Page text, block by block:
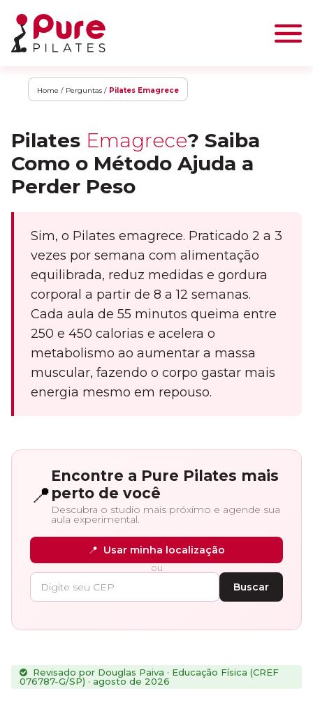
Home / Perguntas / Pilates Emagrece
Pilates Emagrece? Saiba
Como o Método Ajuda a
Perder Peso
Sim, o Pilates emagrece. Praticado 2 a 3
vezes por semana com alimentação
equilibrada, reduz medidas e gordura
corporal a partir de 8 a 12 semanas.
Cada aula de 55 minutos queima entre
250 e 450 calorias e acelera o
metabolismo ao aumentar a massa
muscular, fazendo o corpo gastar mais
energia mesmo em repouso.
📍
Encontre a Pure Pilates mais
perto de você
Descubra o studio mais próximo e agende sua
aula experimental.
📍 Usar minha localização
ou
Buscar
Revisado por Douglas Paiva · Educação Física (CREF
076787-G/SP) · agosto de 2026